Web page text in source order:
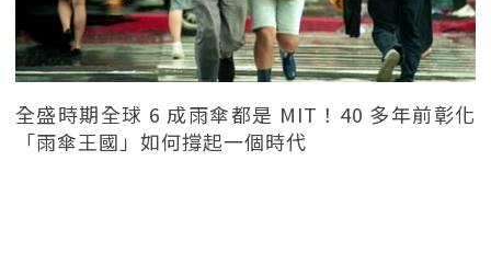
全盛時期全球 6 成雨傘都是 MIT！40 多年前彰化
「雨傘王國」如何撐起一個時代